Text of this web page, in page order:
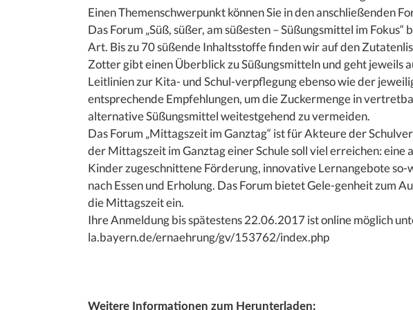
Einen Themenschwerpunkt können Sie in den anschließenden
Das Forum „Süß, süßer, am süßesten – Süßungsmittel im
Art. Bis zu 70 süßende Inhaltsstoffe finden wir auf den
Zotter gibt einen Überblick zu Süßungsmitteln und geht jeweils
Leitlinien zur Kita- und Schul-verpflegung ebenso wie der
entsprechende Empfehlungen, um die Zuckermenge in
alternative Süßungsmittel weitestgehend zu vermeiden.
Das Forum „Mittagszeit im Ganztag“ ist für Akteure der
der Mittagszeit im Ganztag einer Schule soll viel erreichen:
Kinder zugeschnittene Förderung, innovative Lernangebote
nach Essen und Erholung. Das Forum bietet Gele-genheit zum
die Mittagszeit ein.
Ihre Anmeldung bis spätestens 22.06.2017 ist online möglich
la.bayern.de/ernaehrung/gv/153762/index.php
Weitere Informationen zum Herunterladen: